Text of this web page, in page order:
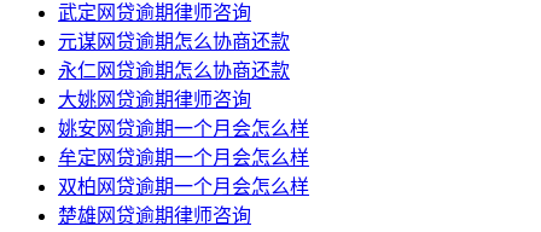
武定网贷逾期律师咨询
元谋网贷逾期怎么协商还款
永仁网贷逾期怎么协商还款
大姚网贷逾期律师咨询
姚安网贷逾期一个月会怎么样
牟定网贷逾期一个月会怎么样
双柏网贷逾期一个月会怎么样
楚雄网贷逾期律师咨询